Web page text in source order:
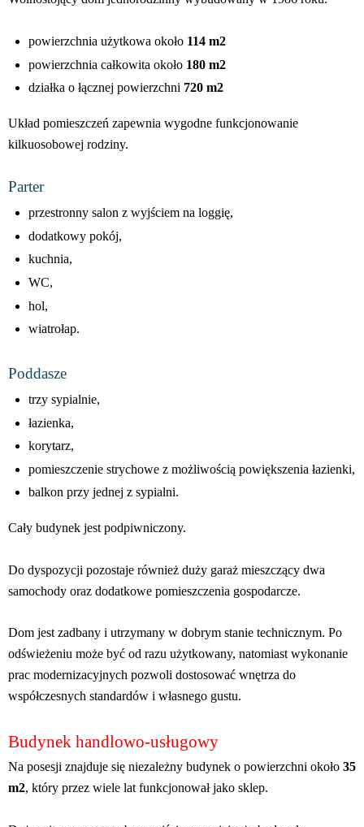
powierzchnia użytkowa około 114 m2
powierzchnia całkowita około 180 m2
działka o łącznej powierzchni 720 m2
Układ pomieszczeń zapewnia wygodne funkcjonowanie
kilkuosobowej rodziny.
Parter
przestronny salon z wyjściem na loggię,
dodatkowy pokój,
kuchnia,
WC,
hol,
wiatrołap.
Poddasze
trzy sypialnie,
łazienka,
korytarz,
pomieszczenie strychowe z możliwością powiększenia łazienki,
balkon przy jednej z sypialni.
Cały budynek jest podpiwniczony.
Do dyspozycji pozostaje również duży garaż mieszczący dwa
samochody oraz dodatkowe pomieszczenia gospodarcze.
Dom jest zadbany i utrzymany w dobrym stanie technicznym. Po
odświeżeniu może być od razu użytkowany, natomiast wykonanie
prac modernizacyjnych pozwoli dostosować wnętrza do
współczesnych standardów i własnego gustu.
Budynek handlowo-usługowy
Na posesji znajduje się niezależny budynek o powierzchni około 35
m2, który przez wiele lat funkcjonował jako sklep.